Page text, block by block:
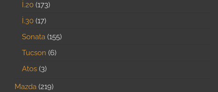
İ.20 173
İ.30 17
Sonata 155
Tucson 6
Atos 3
Mazda 219